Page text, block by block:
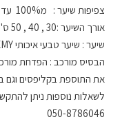
צפיפות שיער : מ100% עד 120%
אורך השיער :30 , 40 , 50 ס"מ , מגוון צבעים
שיער : שיער טבעי איכותי REMY מובחר 100אחוז טבעי .
הבסיס מורכב : הפדחת
את התוספת בקליפסים וגם
050-8786046